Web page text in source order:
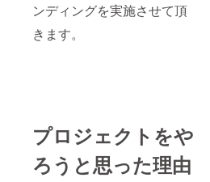
ンディングを実施させて頂
きます。
プロジェクトをや
ろうと思った理由